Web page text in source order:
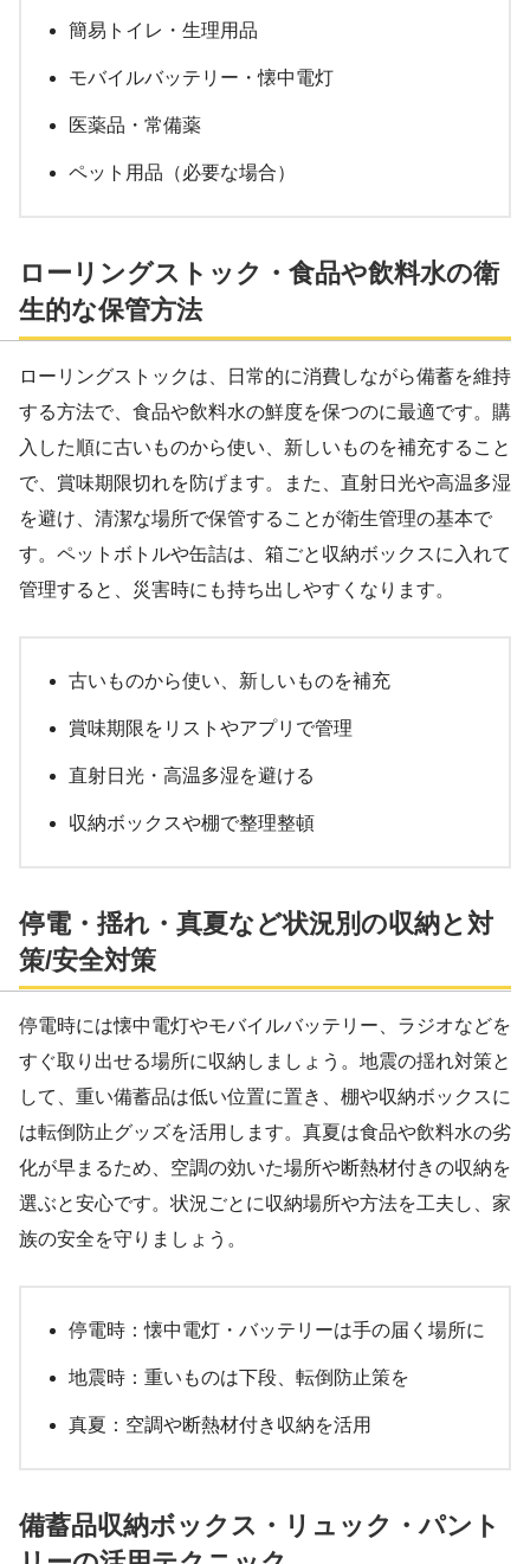
簡易トイレ・生理用品
モバイルバッテリー・懐中電灯
医薬品・常備薬
ペット用品（必要な場合）
ローリングストック・食品や飲料水の衛
生的な保管方法
ローリングストックは、日常的に消費しながら備蓄を維持
する方法で、食品や飲料水の鮮度を保つのに最適です。購
入した順に古いものから使い、新しいものを補充すること
で、賞味期限切れを防げます。また、直射日光や高温多湿
を避け、清潔な場所で保管することが衛生管理の基本で
す。ペットボトルや缶詰は、箱ごと収納ボックスに入れて
管理すると、災害時にも持ち出しやすくなります。
古いものから使い、新しいものを補充
賞味期限をリストやアプリで管理
直射日光・高温多湿を避ける
収納ボックスや棚で整理整頓
停電・揺れ・真夏など状況別の収納と対
策/安全対策
停電時には懐中電灯やモバイルバッテリー、ラジオなどを
すぐ取り出せる場所に収納しましょう。地震の揺れ対策と
して、重い備蓄品は低い位置に置き、棚や収納ボックスに
は転倒防止グッズを活用します。真夏は食品や飲料水の劣
化が早まるため、空調の効いた場所や断熱材付きの収納を
選ぶと安心です。状況ごとに収納場所や方法を工夫し、家
族の安全を守りましょう。
停電時：懐中電灯・バッテリーは手の届く場所に
地震時：重いものは下段、転倒防止策を
真夏：空調や断熱材付き収納を活用
備蓄品収納ボックス・リュック・パント